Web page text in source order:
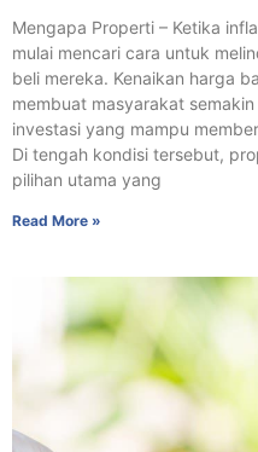
Mengapa Properti – Ketika
mulai mencari cara untuk
beli mereka. Kenaikan harga
membuat masyarakat
investasi yang mampu
Di tengah kondisi tersebut,
pilihan utama yang
Read More »